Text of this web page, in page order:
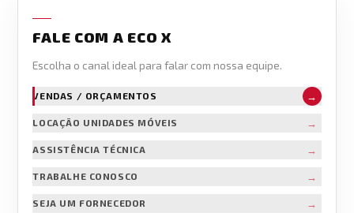
FALE COM A ECO X
Escolha o canal ideal para falar com nossa equipe.
VENDAS / ORÇAMENTOS →
LOCAÇÃO UNIDADES MÓVEIS →
ASSISTÊNCIA TÉCNICA →
TRABALHE CONOSCO →
SEJA UM FORNECEDOR →